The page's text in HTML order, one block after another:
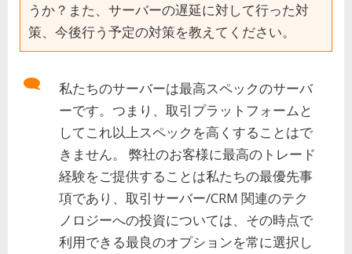
うか？また、サーバーの遅延に対して行った対
策、今後行う予定の対策を教えてください。
私たちのサーバーは最高スペックのサーバ
ーです。つまり、取引プラットフォームと
してこれ以上スペックを高くすることはで
きません。 弊社のお客様に最高のトレード
経験をご提供することは私たちの最優先事
項であり、取引サーバー/CRM 関連のテク
ノロジーへの投資については、その時点で
利用できる最良のオプションを常に選択し